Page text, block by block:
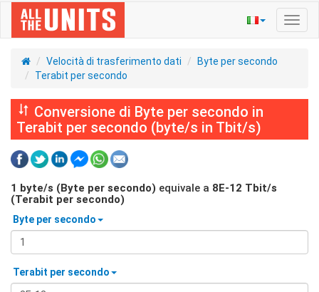
Velocità di trasferimento dati
Byte per secondo
Terabit per secondo
Conversione di Byte per secondo in
Terabit per secondo (byte/s in Tbit/s)
1 byte/s (Byte per secondo) equivale a 8E-12 Tbit/s
(Terabit per secondo)
Byte per secondo
Terabit per secondo